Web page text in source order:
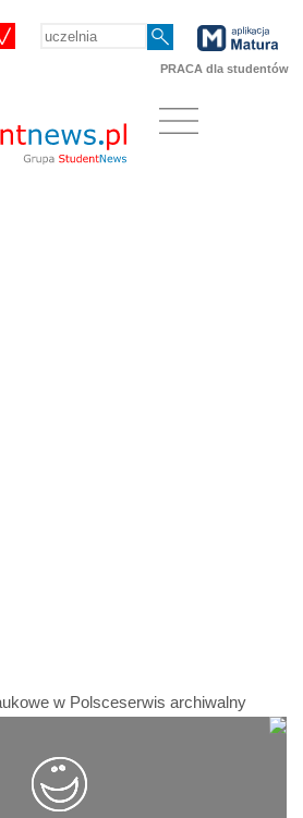
PRACA dla studentów
w Polsceserwis archiwalny